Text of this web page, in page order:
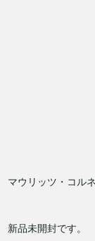
マウリッツ・コル
新品未開封です。